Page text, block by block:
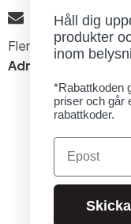
info@ljusbutik.se
Fler
Adress:
© 2026
Håll dig
produkter
inom
*Rabattkoden
priser och går
rabattkoder.
Email